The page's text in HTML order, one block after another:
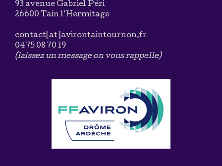
93 avenue Gabriel Péri
26600 Tain l’Hermitage
contact[at]avirontaintournon.fr
04 75 08 70 19
(laissez un message on vous rappelle)